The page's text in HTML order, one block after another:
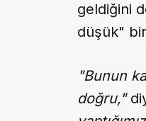
geldiğini
düşük"
"Bunun
doğru,"